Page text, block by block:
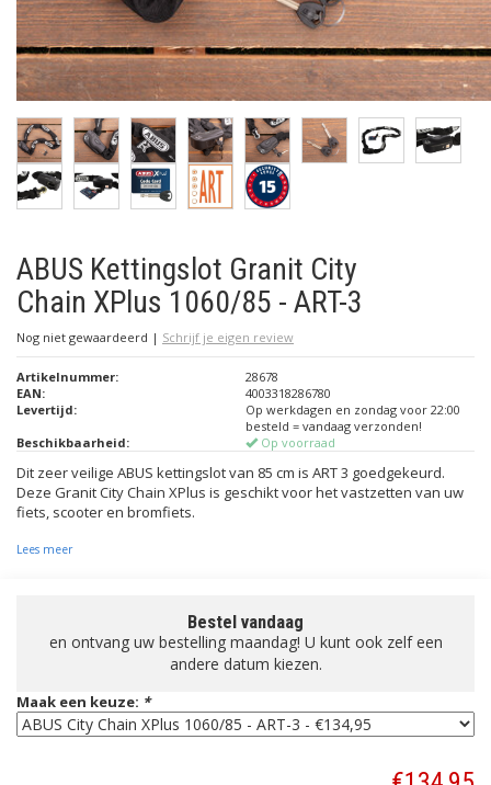
ABUS Kettingslot Granit City
Chain XPlus 1060/85 - ART-3
Nog niet gewaardeerd | Schrijf je eigen review
Artikelnummer:
28678
EAN:
4003318286780
Levertijd:
Op werkdagen en zondag voor 22:00
besteld = vandaag verzonden!
Beschikbaarheid:
Op voorraad
Dit zeer veilige ABUS kettingslot van 85 cm is ART 3 goedgekeurd.
Deze Granit City Chain XPlus is geschikt voor het vastzetten van uw
fiets, scooter en bromfiets.
Lees meer
Bestel vandaag
en ontvang uw bestelling maandag! U kunt ook zelf een
andere datum kiezen.
Maak een keuze: *